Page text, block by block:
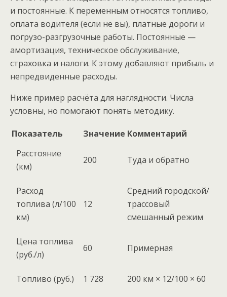
и постоянные. К переменным относятся топливо,
оплата водителя (если не вы), платные дороги и
погрузо-разгрузочные работы. Постоянные —
амортизация, техническое обслуживание,
страховка и налоги. К этому добавляют прибыль и
непредвиденные расходы.
Ниже пример расчёта для наглядности. Числа
условны, но помогают понять методику.
Показатель Значение Комментарий
Расстояние
(км)
200 Туда и обратно
Расход
топлива (л/100
км)
12
Средний городской/
трассовый
смешанный режим
Цена топлива
(руб./л)
60 Примерная
Топливо (руб.) 1 728 200 км × 12/100 × 60